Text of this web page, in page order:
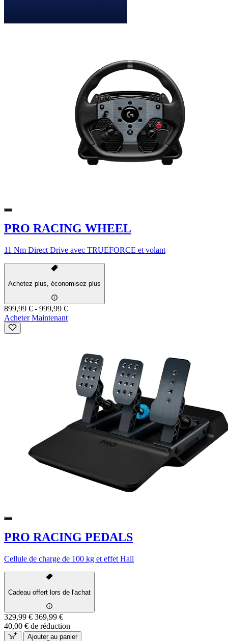
PRO RACING WHEEL
11 Nm Direct Drive avec TRUEFORCE et volant
Achetez plus, économisez plus
899,99 € - 999,99 €
Acheter Maintenant
PRO RACING PEDALS
Cellule de charge de 100 kg et effet Hall
Cadeau offert lors de l'achat
329,99 € 369,99 €
40,00 € de réduction
Ajouter au panier